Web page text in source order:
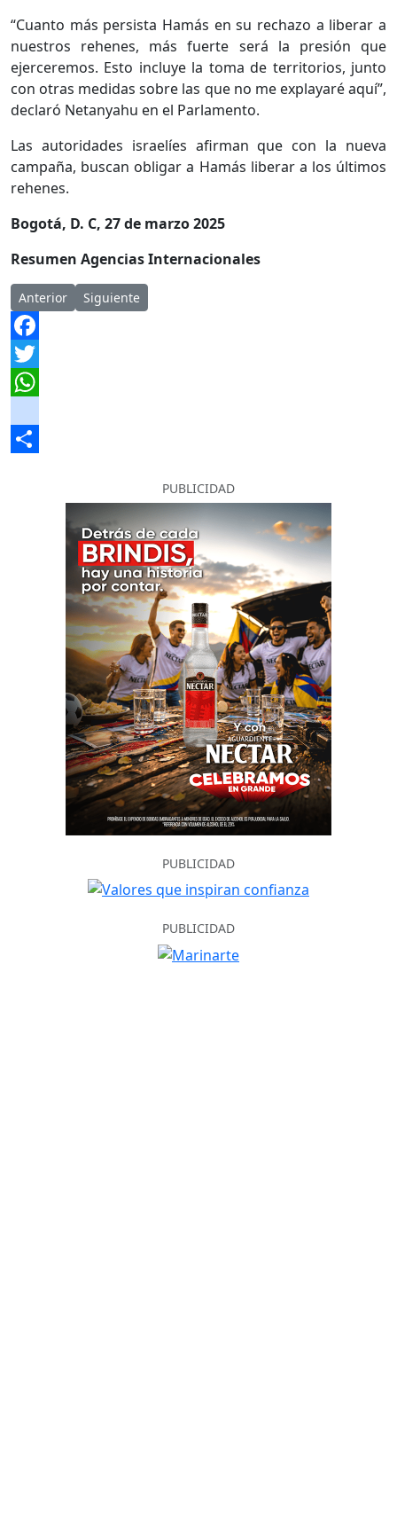
“Cuanto más persista Hamás en su rechazo a liberar a
nuestros rehenes, más fuerte será la presión que
ejerceremos. Esto incluye la toma de territorios, junto
con otras medidas sobre las que no me explayaré aquí”,
declaró Netanyahu en el Parlamento.
Las autoridades israelíes afirman que con la nueva
campaña, buscan obligar a Hamás liberar a los últimos
rehenes.
Bogotá, D. C, 27 de marzo 2025
Resumen Agencias Internacionales
Artículo anterior: Congreso archiva de nuevo proyecto que
Anterior Artículo siguiente: Senadores piden ante CIDH
Siguiente
Facebook
Twitter
instagram
PUBLICIDAD
PUBLICIDAD
PUBLICIDAD